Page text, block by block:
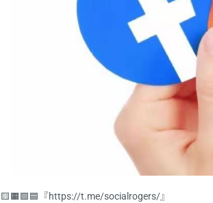
🟨🟧🟩🟦『https://t.me/socialrogers/』